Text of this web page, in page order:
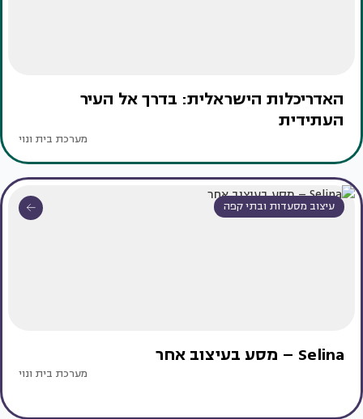
האדריכלות הישראלית: בדרך אל העיר
העתידית
מערכת בית ונוי
עיצוב מסעדות ובתי קפה
Selina – מסע בעיצוב אחר
מערכת בית ונוי